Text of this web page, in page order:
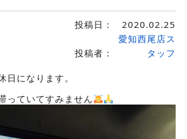
投稿日： 2020.02.25
投稿者：
愛知西尾店ス
タッフ
日になります。
っていてすみません